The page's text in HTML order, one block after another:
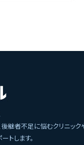
継者不足に悩むクリニック
トします。